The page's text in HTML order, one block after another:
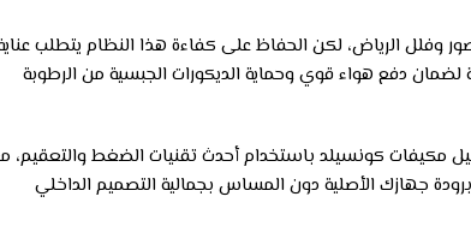
وفلل الرياض، لكن الحفاظ على كفاءة هذا النظام يتطلب
لضمان دفع هواء قوي وحماية الديكورات الجبسية من الرطوبة
مكيفات كونسيلد باستخدام أحدث تقنيات الضغط والتعقيم،
جهازك الأصلية دون المساس بجمالية التصميم الداخلي